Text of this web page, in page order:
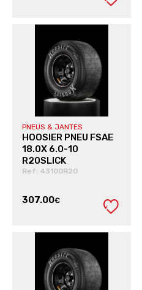
PNEUS & JANTES
HOOSIER PNEU FSAE
18.0X 6.0-10
R20SLICK
Ref: 43100R20
307.00€